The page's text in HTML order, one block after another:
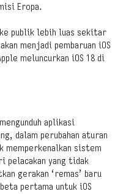
Eropa.
publik lebih luas sekitar
menjadi pembaruan iOS
meluncurkan iOS 18 di
aplikasi
dalam perubahan aturan
memperkenalkan sistem
pelacakan yang tidak
gerakan ‘remas’ baru
pertama untuk iOS